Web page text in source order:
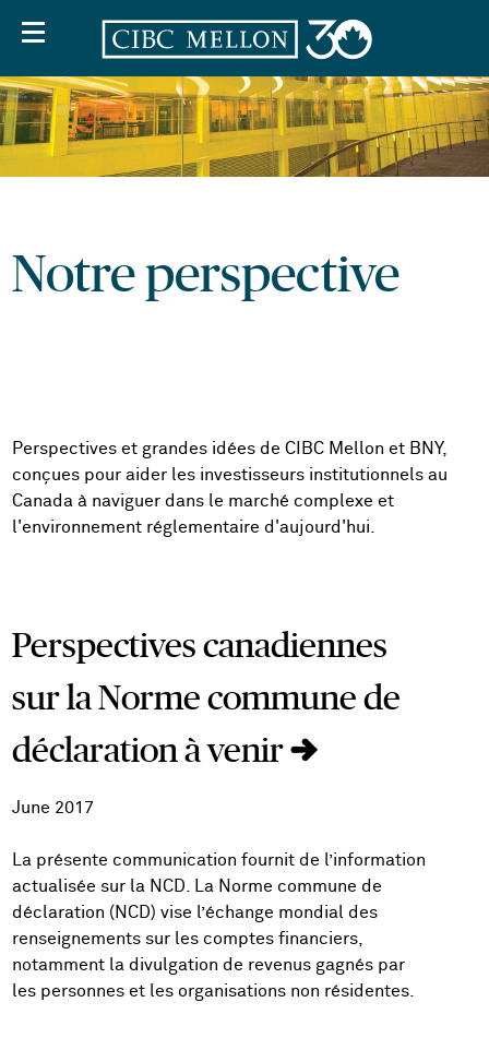
Notre perspective
Perspectives et grandes idées de CIBC Mellon et BNY,
conçues pour aider les investisseurs institutionnels au
Canada à naviguer dans le marché complexe et
l'environnement réglementaire d'aujourd'hui.
Perspectives canadiennes
sur la Norme commune de
déclaration à venir
June 2017
La présente communication fournit de l’information
actualisée sur la NCD. La Norme commune de
déclaration (NCD) vise l’échange mondial des
renseignements sur les comptes financiers,
notamment la divulgation de revenus gagnés par
les personnes et les organisations non résidentes.